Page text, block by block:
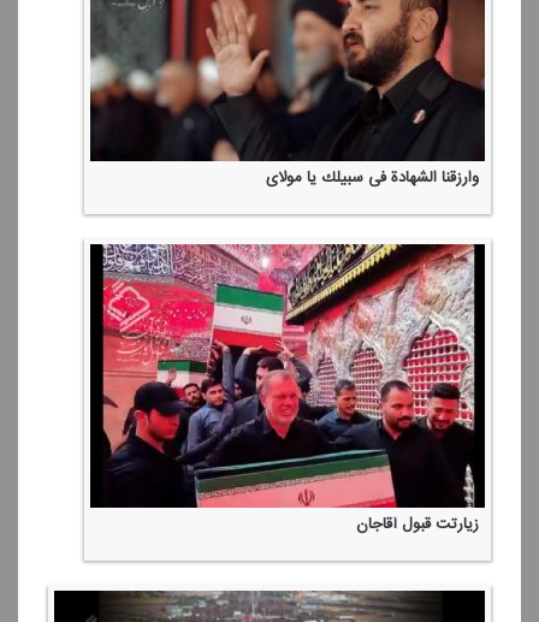
وارزقنا الشهادة فی سبیلك یا مولای
زیارتت قبول آقاجان